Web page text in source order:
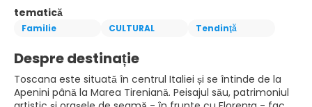
tematică
Familie CULTURAL Tendinţă
Despre destinație
Toscana este situată în centrul Italiei și se întinde de la
Apenini până la Marea Tireniană. Peisajul său, patrimoniul